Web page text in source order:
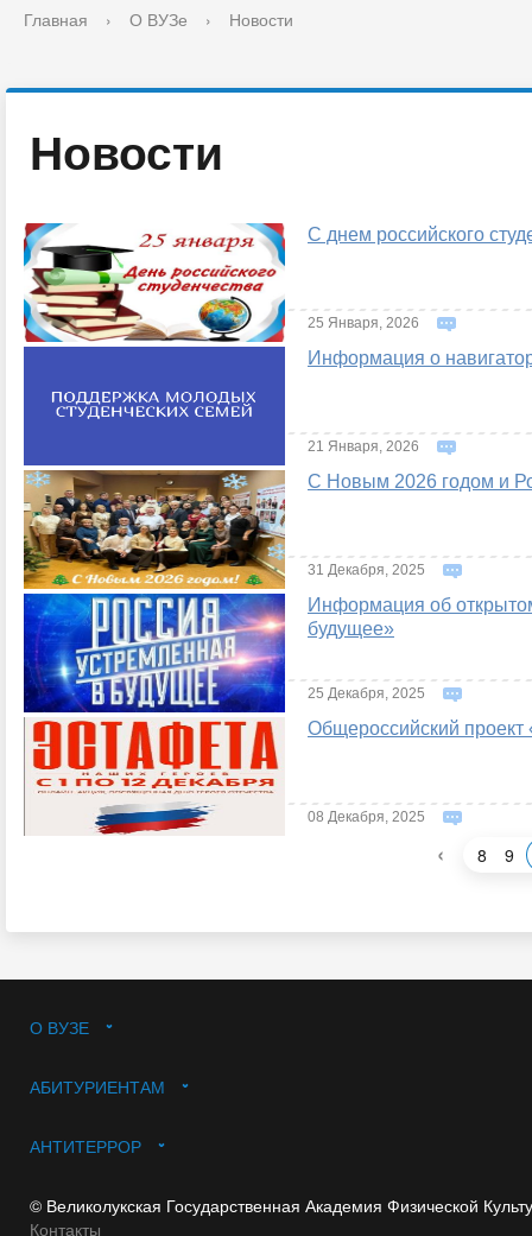
Главная › О ВУЗе › Новости
Новости
С днем российского
25 Января, 2026
Информация о
21 Января, 2026
С Новым 2026 годом и
31 Декабря, 2025
Информация об
будущее»
25 Декабря, 2025
Общероссийский
08 Декабря, 2025
‹ 8 9
О ВУЗЕ
АБИТУРИЕНТАМ
АНТИТЕРРОР
© Великолукская Государственная Академия Физической
Контакты